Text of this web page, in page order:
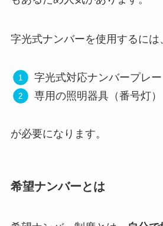
字光式ナンバーを使用するには
字光式対応ナンバープレー
専用の照明器具（番号灯）
が必要になります。
希望ナンバーとは